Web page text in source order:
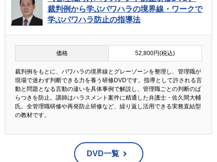
裁判例から学ぶパワハラの境界線・ワークで
学ぶパワハラ防止の指導法
価格 52,800円(税込)
裁判例をもとに、パワハラの境界線とグレーゾーンを整理し、管理職が
現場で迷わず判断できる力を養う研修DVDです。指導として許される言
動と問題となる言動の違いを具体事例で解説し、管理職ごとの判断のば
らつきを防止。講師はハラスメント案件に精通した弁護士・佐久間大輔
氏。全管理職研修や再発防止研修など、繰り返し活用できる実務直結型
の教材です。
DVD一覧